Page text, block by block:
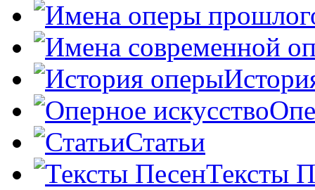
Статьи
Тексты